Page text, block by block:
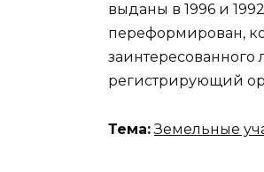
выданы в 1996 и
переформирован,
регистрирующий
Тема: Земельные